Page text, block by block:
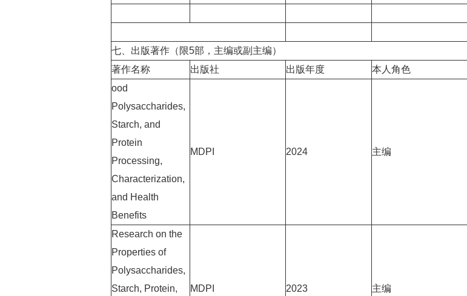
七、出版著作（限5部，主编或副主编）
著作名称
出版社 出版年度
本人角色
ood
Polysaccharides,
Starch, and
Protein
Processing,
Characterization,
and Health
Benefits
MDPI 2024 主编
Research on the
Properties of
Polysaccharides,
Starch, Protein,
MDPI 2023 主编